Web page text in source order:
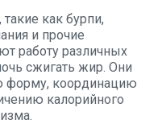
как бурпи,
и прочие
работу различных
сжигать жир. Они
координацию
калорийного